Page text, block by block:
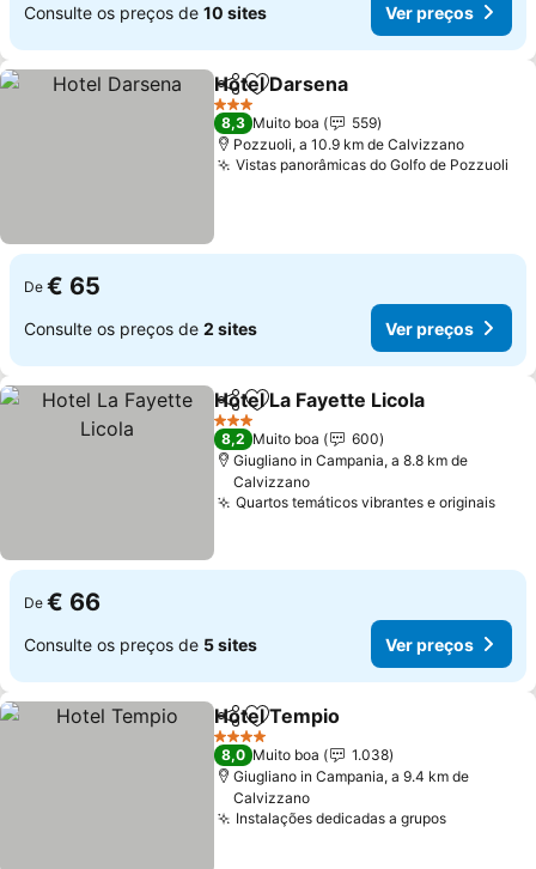
Consulte os preços de 10 sites Ver preços
PartilharAdicionar aos favoritos
Hotel Darsena
3 Estrelas
8,3 Muito boa
559
Pozzuoli, a 10.9 km de Calvizzano
Vistas panorâmicas do Golfo de Pozzuoli
De € 65
Consulte os preços de 2 sites Ver preços
PartilharAdicionar aos favoritos
Hotel La Fayette Licola
3 Estrelas
8,2 Muito boa
600
Giugliano in Campania, a 8.8 km de
Calvizzano
Quartos temáticos vibrantes e originais
De € 66
Consulte os preços de 5 sites Ver preços
PartilharAdicionar aos favoritos
Hotel Tempio
4 Estrelas
8,0 Muito boa
1.038
Giugliano in Campania, a 9.4 km de
Calvizzano
Instalações dedicadas a grupos